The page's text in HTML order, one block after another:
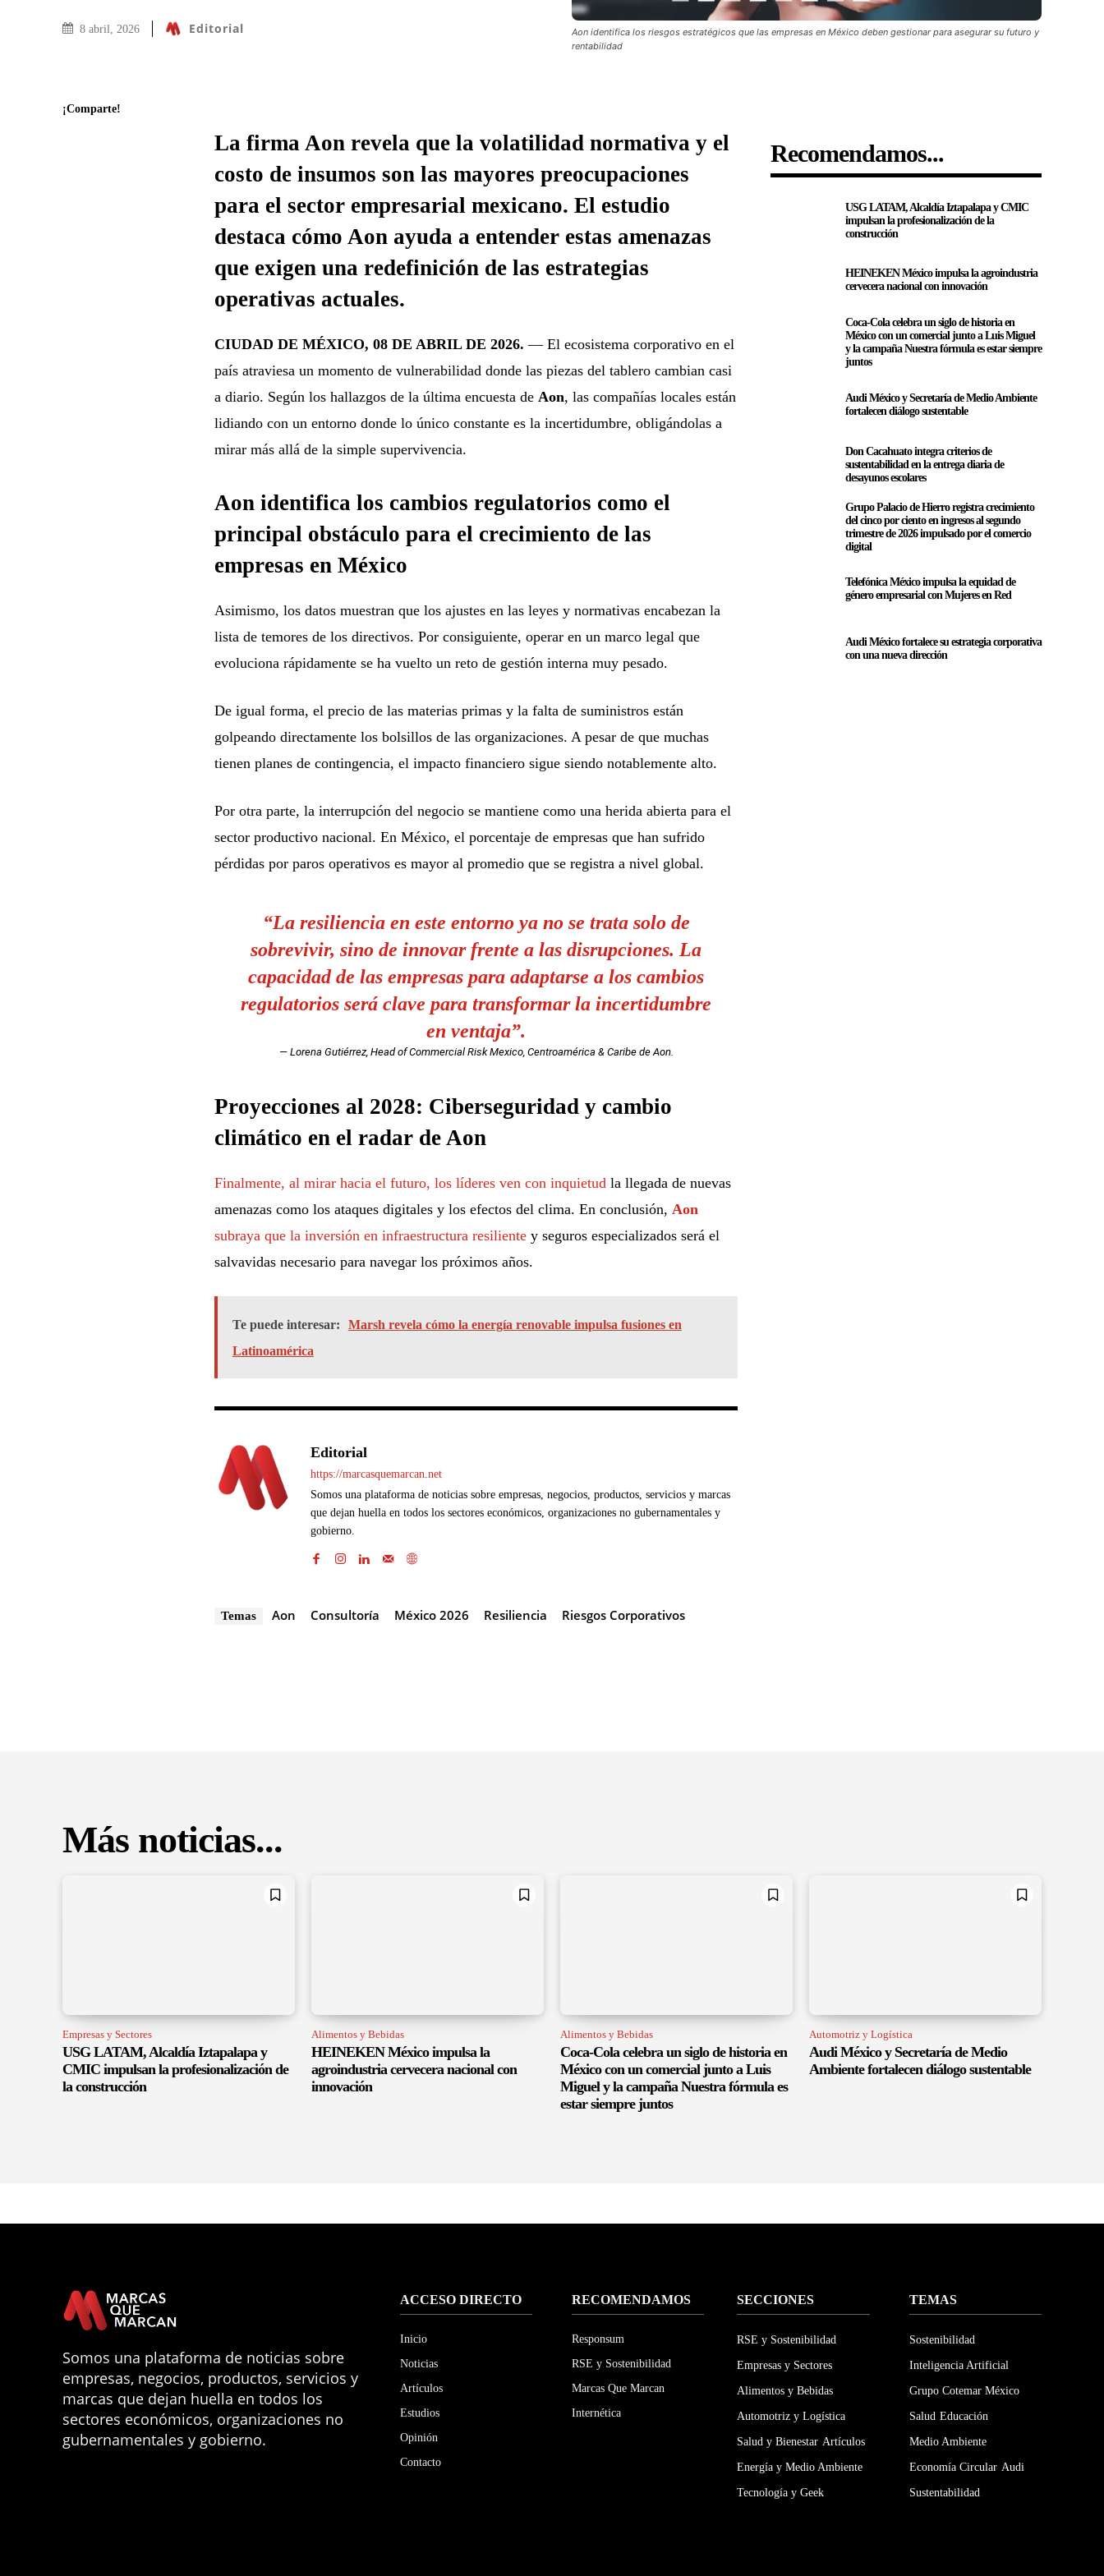
8 abril, 2026 Editorial
Aon identifica los riesgos estratégicos que las empresas en México deben gestionar para asegurar su futuro y
rentabilidad
¡Comparte!
La firma Aon revela que la volatilidad normativa y el
costo de insumos son las mayores preocupaciones
para el sector empresarial mexicano. El estudio
destaca cómo Aon ayuda a entender estas amenazas
que exigen una redefinición de las estrategias
operativas actuales.
CIUDAD DE MÉXICO, 08 DE ABRIL DE 2026. — El ecosistema corporativo en el
país atraviesa un momento de vulnerabilidad donde las piezas del tablero cambian casi
a diario. Según los hallazgos de la última encuesta de Aon, las compañías locales están
lidiando con un entorno donde lo único constante es la incertidumbre, obligándolas a
mirar más allá de la simple supervivencia.
Aon identifica los cambios regulatorios como el
principal obstáculo para el crecimiento de las
empresas en México
Asimismo, los datos muestran que los ajustes en las leyes y normativas encabezan la
lista de temores de los directivos. Por consiguiente, operar en un marco legal que
evoluciona rápidamente se ha vuelto un reto de gestión interna muy pesado.
De igual forma, el precio de las materias primas y la falta de suministros están
golpeando directamente los bolsillos de las organizaciones. A pesar de que muchas
tienen planes de contingencia, el impacto financiero sigue siendo notablemente alto.
Por otra parte, la interrupción del negocio se mantiene como una herida abierta para el
sector productivo nacional. En México, el porcentaje de empresas que han sufrido
pérdidas por paros operativos es mayor al promedio que se registra a nivel global.
“La resiliencia en este entorno ya no se trata solo de
sobrevivir, sino de innovar frente a las disrupciones. La
capacidad de las empresas para adaptarse a los cambios
regulatorios será clave para transformar la incertidumbre
en ventaja”.
— Lorena Gutiérrez, Head of Commercial Risk Mexico, Centroamérica & Caribe de Aon.
Proyecciones al 2028: Ciberseguridad y cambio
climático en el radar de Aon
Finalmente, al mirar hacia el futuro, los líderes ven con inquietud la llegada de nuevas
amenazas como los ataques digitales y los efectos del clima. En conclusión, Aon
subraya que la inversión en infraestructura resilientey seguros especializados será el
salvavidas necesario para navegar los próximos años.
Te puede interesar:
Marsh revela cómo la energía renovable impulsa fusiones en
Latinoamérica
Editorial
https://marcasquemarcan.net
Somos una plataforma de noticias sobre empresas, negocios, productos, servicios y marcas
que dejan huella en todos los sectores económicos, organizaciones no gubernamentales y
gobierno.
Temas Aon Consultoría México 2026 Resiliencia Riesgos Corporativos
Recomendamos...
USG LATAM, Alcaldía Iztapalapa y CMIC
impulsan la profesionalización de la
construcción
HEINEKEN México impulsa la agroindustria
cervecera nacional con innovación
Coca-Cola celebra un siglo de historia en
México con un comercial junto a Luis Miguel
y la campaña Nuestra fórmula es estar siempre
juntos
Audi México y Secretaría de Medio Ambiente
fortalecen diálogo sustentable
Don Cacahuato integra criterios de
sustentabilidad en la entrega diaria de
desayunos escolares
Grupo Palacio de Hierro registra crecimiento
del cinco por ciento en ingresos al segundo
trimestre de 2026 impulsado por el comercio
digital
Telefónica México impulsa la equidad de
género empresarial con Mujeres en Red
Audi México fortalece su estrategia corporativa
con una nueva dirección
Más noticias...
Empresas y Sectores
USG LATAM, Alcaldía Iztapalapa y
CMIC impulsan la profesionalización de
la construcción
Alimentos y Bebidas
HEINEKEN México impulsa la
agroindustria cervecera nacional con
innovación
Alimentos y Bebidas
Coca-Cola celebra un siglo de historia en
México con un comercial junto a Luis
Miguel y la campaña Nuestra fórmula es
estar siempre juntos
Automotriz y Logística
Audi México y Secretaría de Medio
Ambiente fortalecen diálogo sustentable
Somos una plataforma de noticias sobre
empresas, negocios, productos, servicios y
marcas que dejan huella en todos los
sectores económicos, organizaciones no
gubernamentales y gobierno.
ACCESO DIRECTO
Inicio
Noticias
Artículos
Estudios
Opinión
Contacto
RECOMENDAMOS
Responsum
RSE y Sostenibilidad
Marcas Que Marcan
Internética
SECCIONES
RSE y Sostenibilidad
Empresas y Sectores
Alimentos y Bebidas
Automotriz y Logística
Salud y Bienestar Artículos
Energía y Medio Ambiente
Tecnología y Geek
TEMAS
Sostenibilidad
Inteligencia Artificial
Grupo Cotemar México
Salud Educación
Medio Ambiente
Economía Circular Audi
Sustentabilidad